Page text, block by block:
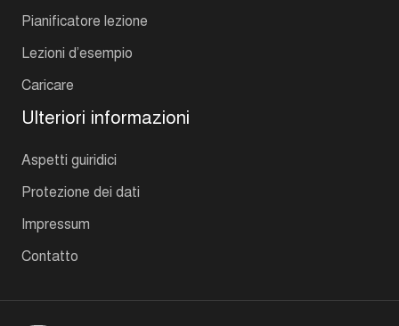
Pianificatore lezione
Lezioni d’esempio
Caricare
Ulteriori informazioni
Aspetti guiridici
Protezione dei dati
Impressum
Contatto